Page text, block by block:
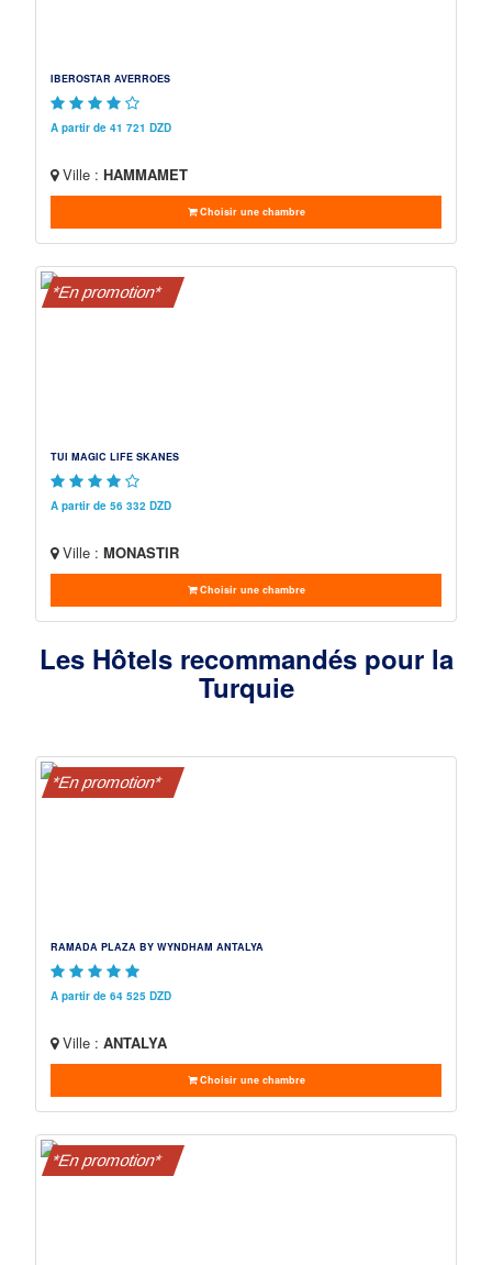
IBEROSTAR AVERROES
A partir de 41 721 DZD
Ville : HAMMAMET
Choisir une chambre
*En promotion*
TUI MAGIC LIFE SKANES
A partir de 56 332 DZD
Ville : MONASTIR
Choisir une chambre
Les Hôtels recommandés pour la
Turquie
*En promotion*
RAMADA PLAZA BY WYNDHAM ANTALYA
A partir de 64 525 DZD
Ville : ANTALYA
Choisir une chambre
*En promotion*